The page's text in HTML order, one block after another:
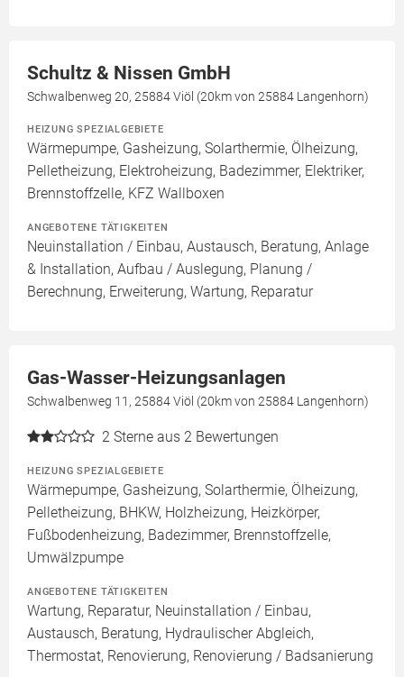
Schultz & Nissen GmbH
Schwalbenweg 20, 25884 Viöl (20km von 25884 Langenhorn)
HEIZUNG SPEZIALGEBIETE
Wärmepumpe, Gasheizung, Solarthermie, Ölheizung,
Pelletheizung, Elektroheizung, Badezimmer, Elektriker,
Brennstoffzelle, KFZ Wallboxen
ANGEBOTENE TÄTIGKEITEN
Neuinstallation / Einbau, Austausch, Beratung, Anlage
& Installation, Aufbau / Auslegung, Planung /
Berechnung, Erweiterung, Wartung, Reparatur
Gas-Wasser-Heizungsanlagen
Schwalbenweg 11, 25884 Viöl (20km von 25884 Langenhorn)
2 Sterne aus 2 Bewertungen
HEIZUNG SPEZIALGEBIETE
Wärmepumpe, Gasheizung, Solarthermie, Ölheizung,
Pelletheizung, BHKW, Holzheizung, Heizkörper,
Fußbodenheizung, Badezimmer, Brennstoffzelle,
Umwälzpumpe
ANGEBOTENE TÄTIGKEITEN
Wartung, Reparatur, Neuinstallation / Einbau,
Austausch, Beratung, Hydraulischer Abgleich,
Thermostat, Renovierung, Renovierung / Badsanierung